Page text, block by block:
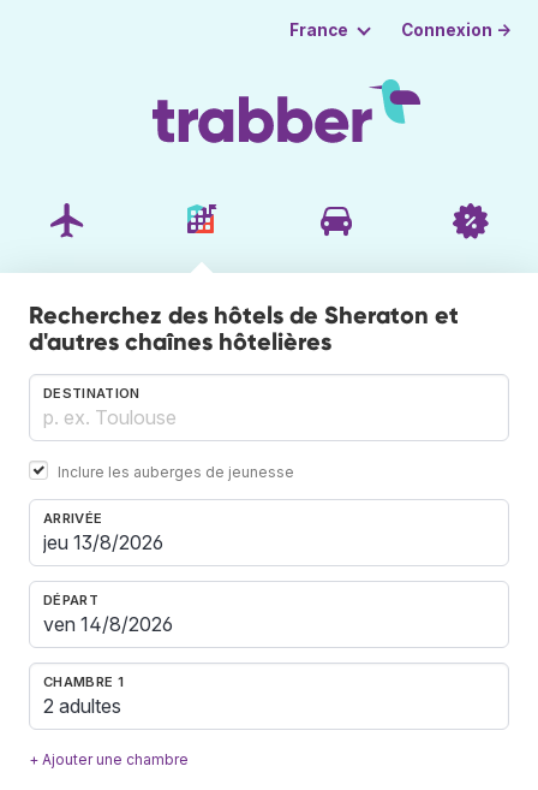
France Connexion →
Recherchez des hôtels de Sheraton et
d'autres chaînes hôtelières
DESTINATION
Inclure les auberges de jeunesse
ARRIVÉE
DÉPART
CHAMBRE 1
2 adultes
+ Ajouter une chambre